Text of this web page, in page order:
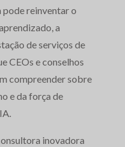
reinventar o
a
de serviços de
CEOs e conselhos
compreender sobre
e da força de
inovadora